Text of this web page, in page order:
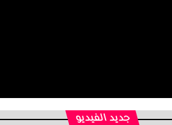
جديد الفيديو